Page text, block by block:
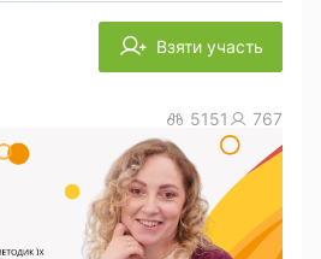
Взяти участь
5151 767